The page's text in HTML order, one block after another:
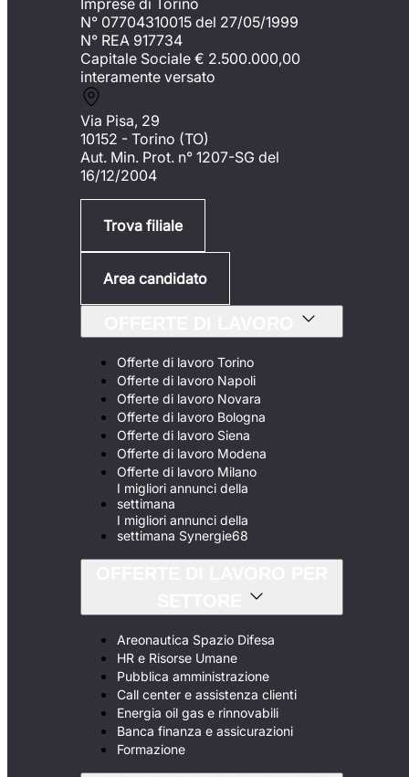
Imprese di Torino
N° 07704310015 del 27/05/1999
N° REA 917734
Capitale Sociale € 2.500.000,00
interamente versato
Via Pisa, 29
10152 - Torino (TO)
Aut. Min. Prot. n° 1207-SG del
16/12/2004
Trova filiale
Area candidato
Offerte di lavoro Torino
Offerte di lavoro Napoli
Offerte di lavoro Novara
Offerte di lavoro Bologna
Offerte di lavoro Siena
Offerte di lavoro Modena
Offerte di lavoro Milano
I migliori annunci della
settimana
I migliori annunci della
settimana Synergie68
Areonautica Spazio Difesa
HR e Risorse Umane
Pubblica amministrazione
Call center e assistenza clienti
Energia oil gas e rinnovabili
Banca finanza e assicurazioni
Formazione